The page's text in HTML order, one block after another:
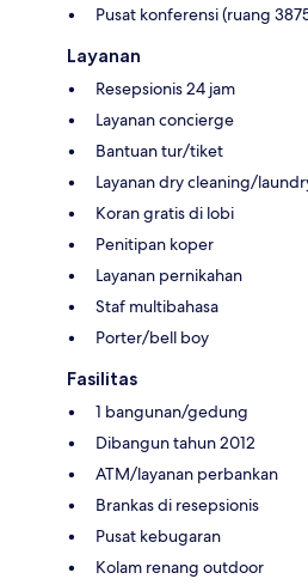
Pusat konferensi (ruang
Layanan
Resepsionis 24 jam
Layanan concierge
Bantuan tur/tiket
Layanan dry cleaning/
Koran gratis di lobi
Penitipan koper
Layanan pernikahan
Staf multibahasa
Porter/bell boy
Fasilitas
1 bangunan/gedung
Dibangun tahun 2012
ATM/layanan perbankan
Brankas di resepsionis
Pusat kebugaran
Kolam renang outdoor